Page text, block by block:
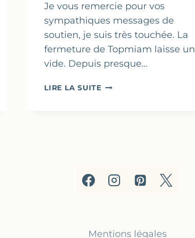
Je vous remercie pour vos
sympathiques messages de
soutien, je suis très touchée. La
fermeture de Topmiam laisse un
vide. Depuis presque…
LIRE LA SUITEBEIGNETS
Mentions légales